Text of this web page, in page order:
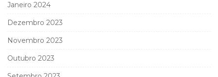
Janeiro 2024
Dezembro 2023
Novembro 2023
Outubro 2023